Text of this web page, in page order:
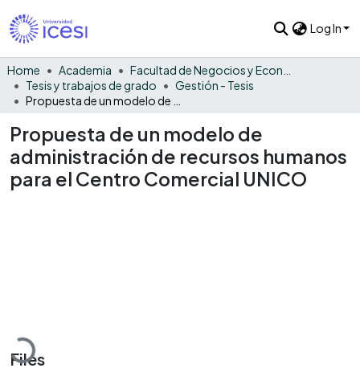
Log In
Home Academia
Tesis y trabajos de grado
Gestión - Tesis
Propuesta de un modelo de
administración de recursos humanos
para el Centro Comercial UNICO
Loading...
Files